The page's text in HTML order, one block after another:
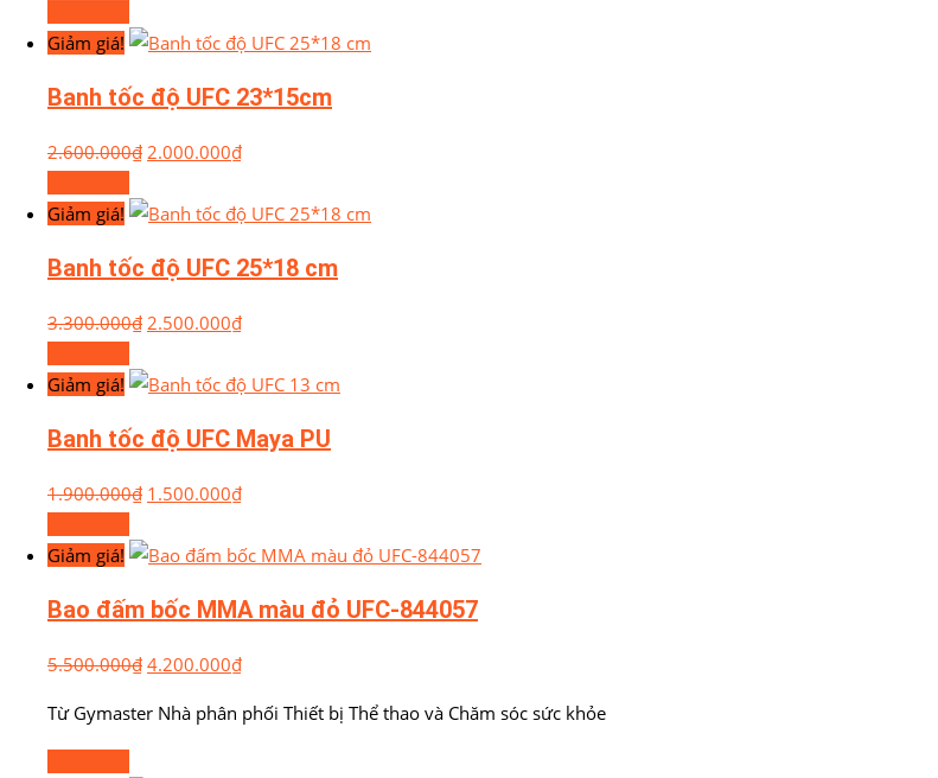
Giảm giá!
Banh tốc độ UFC 23*15cm
2.600.000₫ 2.000.000₫
Giảm giá!
Banh tốc độ UFC 25*18 cm
3.300.000₫ 2.500.000₫
Giảm giá!
Banh tốc độ UFC Maya PU
1.900.000₫ 1.500.000₫
Giảm giá!
Bao đấm bốc MMA màu đỏ UFC-844057
5.500.000₫ 4.200.000₫
Từ Gymaster Nhà phân phối Thiết bị Thể thao và Chăm sóc sức khỏe